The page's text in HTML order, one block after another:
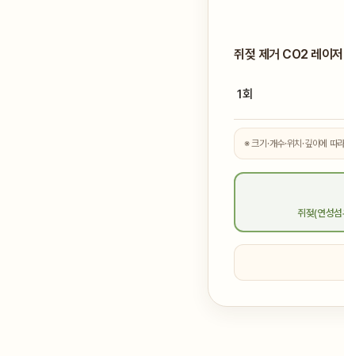
쥐젖 제거 CO2 레이저
1회
※ 크기·개수·위치·깊이에 따
쥐젖(연성